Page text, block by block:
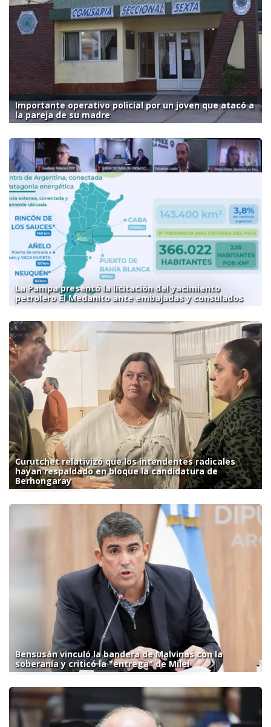
Importante operativo policial por un joven que atacó a
la pareja de su madre
La Pampa presentó la licitación del yacimiento
petrolero El Medanito ante embajadas y consulados
Curutchet relativizó que los intendentes radicales
hayan respaldado en bloque la candidatura de
Berhongaray
Bensusán vinculó la bandera de Malvinas con la
soberanía y criticó la "entrega" de Milei